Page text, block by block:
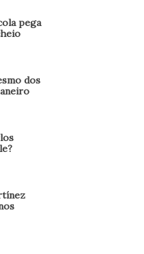
pega
dos